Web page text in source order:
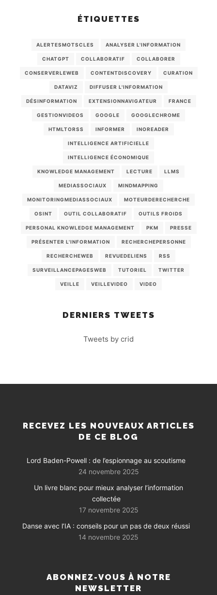
ÉTIQUETTES
ALERTESMOTSCLES ANALYSER L'INFORMATION
CHATGPT COLLABORATIF COLLABORER
CONSERVERLEWEB CONTENTDISCOVERY CURATION
DATAVIZ DIFFUSER L'INFORMATION
DÉSINFORMATION EXTENSIONNAVIGATEUR FRANCE
GESTIONVIDEOS GOOGLE GOOGLECHROME
HTMLTORSS INFORMER INOREADER
INTELLIGENCE ARTIFICIELLE
INTELLIGENCE ÉCONOMIQUE
KNOWLEDGE MANAGEMENT LECTURE LLMS
MEDIASSOCIAUX MINDMAPPING
MONITORINGMEDIASSOCIAUX MOTEURDERECHERCHE
OSINT OUTIL COLLABORATIF OUTILS FROIDS
PERSONAL KNOWLEDGE MANAGEMENT PKM PRESSE
PRÉSENTER L'INFORMATION RECHERCHEPERSONNE
RECHERCHEWEB REVUEDELIENS RSS
SURVEILLANCEPAGESWEB TUTORIEL TWITTER
VEILLE VEILLEVIDEO VIDEO
DERNIERS TWEETS
Tweets by crid
RECEVEZ LES NOUVEAUX ARTICLES
DE CE BLOG
Lord Baden-Powell : de l’espionnage au scoutisme
24 novembre 2025
Un livre blanc pour mieux analyser l’information
collectée
17 novembre 2025
Danse avec l’IA : conseils pour un pas de deux réussi
14 novembre 2025
ABONNEZ-VOUS À NOTRE
NEWSLETTER